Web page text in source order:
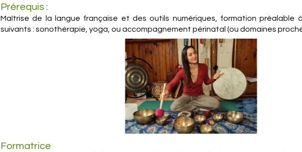
Prérequis :
Maîtrise de la langue française et des outils numériques, formation préalable
suivants : sonothérapie, yoga, ou accompagnement périnatal (ou domaines
Formatrice